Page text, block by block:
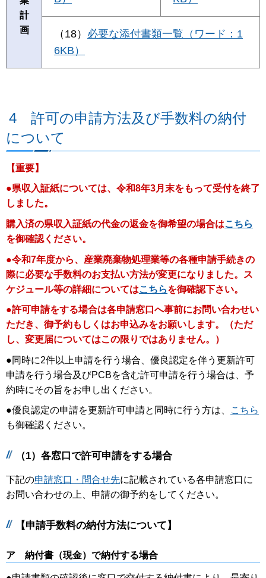
計
画
（18） 必要な添付書類一覧（ワード：1
6KB）
4 許可の申請方法及び手数料の納付
について
【重要】
●県収入証紙については、令和8年3月末をもって受付を終了
しました。
購入済の県収入証紙の代金の返金を御希望の場合はこちら
を御確認ください。
●令和7年度から、産業廃棄物処理業等の各種申請手続きの
際に必要な手数料のお支払い方法が変更になりました。ス
ケジュール等の詳細についてはこちらを御確認下さい。
●許可申請をする場合は各申請窓口へ事前にお問い合わせい
ただき、御予約もしくはお申込みをお願いします。（ただ
し、変更届についてはこの限りではありません。）
●同時に2件以上申請を行う場合、優良認定を伴う更新許可
申請を行う場合及びPCBを含む許可申請を行う場合は、予
約時にその旨をお申し出ください。
●優良認定の申請を更新許可申請と同時に行う方は、
こちら
も御確認ください。
（1）各窓口で許可申請をする場合
下記の申請窓口・問合せ先に記載されている各申請窓口に
お問い合わせの上、申請の御予約をしてください。
【申請手数料の納付方法について】
ア 納付書（現金）で納付する場合